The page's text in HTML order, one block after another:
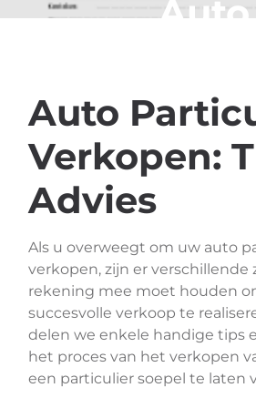
Auto
Auto
Verkopen:
Advies
Als u overweegt om uw auto
verkopen, zijn er verschillende
rekening mee moet houden
succesvolle verkoop te
delen we enkele handige tips
het proces van het verkopen
een particulier soepel te laten